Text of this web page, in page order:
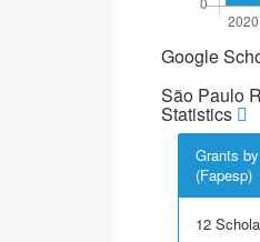
Google
São Paulo
Statistics
Grants
(Fapesp)
12